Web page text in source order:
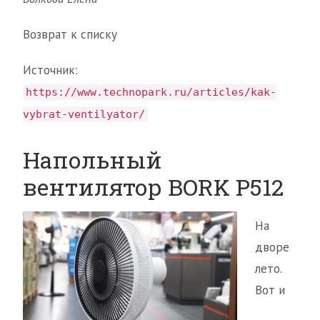
Возврат к списку
Источник:
https://www.technopark.ru/articles/kak-
vybrat-ventilyator/
Напольный
вентилятор BORK P512
На
дворе
лето.
Вот и